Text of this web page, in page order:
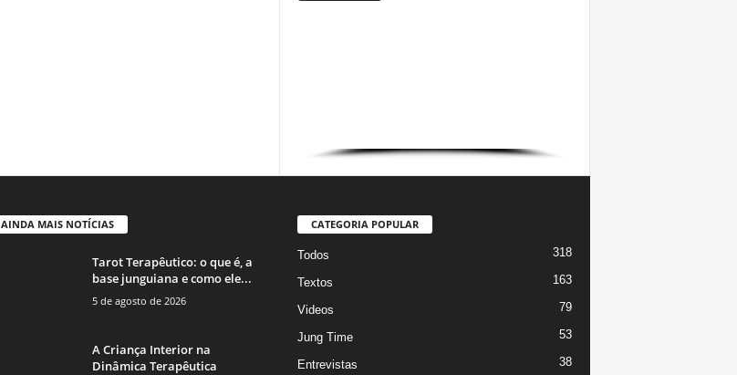
AINDA MAIS NOTÍCIAS
Tarot Terapêutico: o que é, a
base junguiana e como ele...
5 de agosto de 2026
A Criança Interior na
Dinâmica Terapêutica
CATEGORIA POPULAR
Todos 318
Textos 163
Videos 79
Jung Time 53
Entrevistas 38